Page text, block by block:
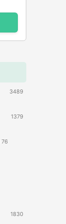
3489
1379
76
1830